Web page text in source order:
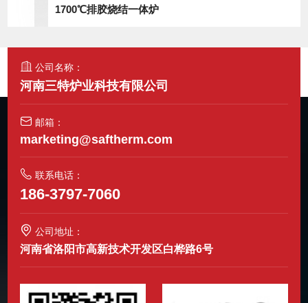
1700℃排胶烧结一体炉
公司名称：
河南三特炉业科技有限公司
邮箱：
marketing@saftherm.com
联系电话：
186-3797-7060
公司地址：
河南省洛阳市高新技术开发区白桦路6号